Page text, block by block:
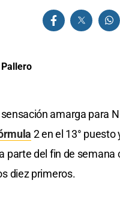
amarga para
2 en el 13°
parte del fin de
diez primeros.